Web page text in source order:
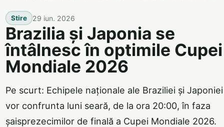
Stire 29 iun. 2026
Brazilia și Japonia se
întâlnesc în optimile Cupei
Mondiale 2026
Pe scurt: Echipele naționale ale Braziliei și
vor confrunta luni seară, de la ora 20:00, în faza
șaisprezecimilor de finală a Cupei Mondiale 2026.